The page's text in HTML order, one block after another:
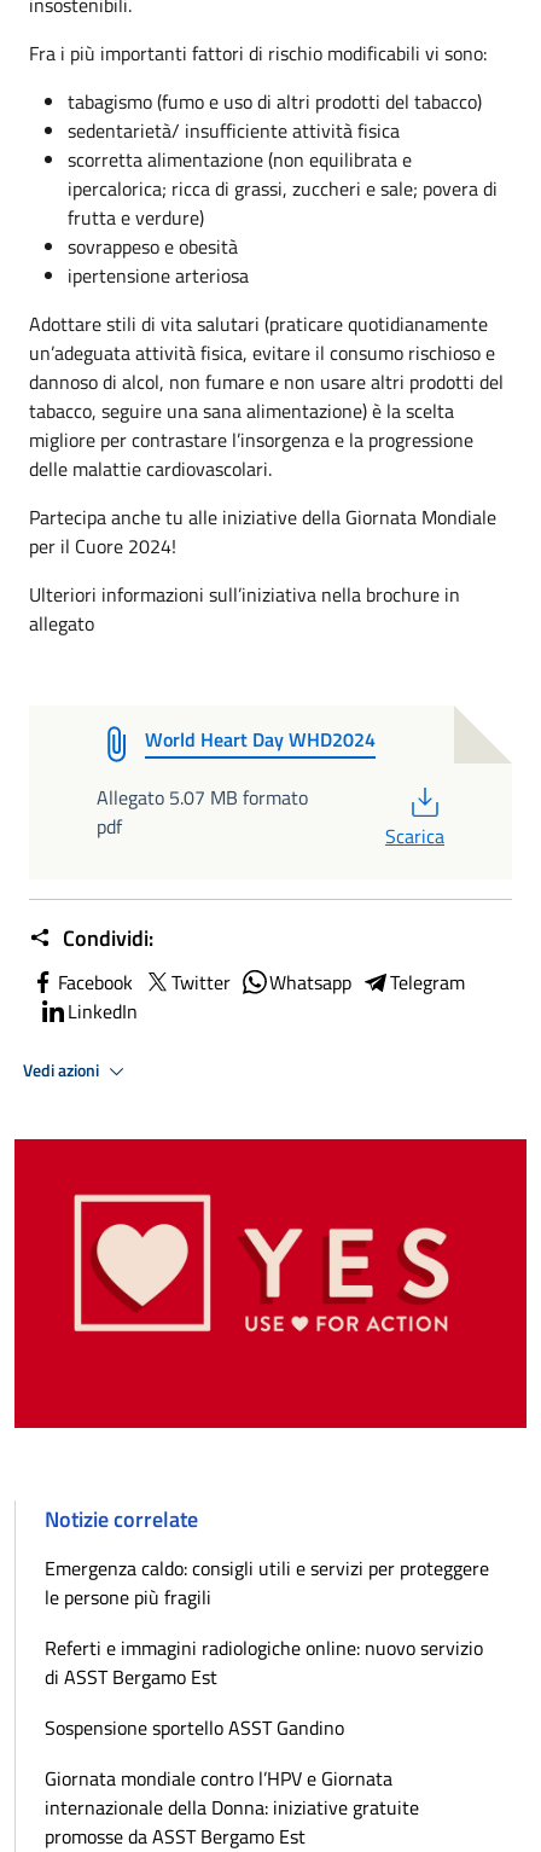
Fra i più importanti fattori di rischio modificabili vi sono:
tabagismo (fumo e uso di altri prodotti del tabacco)
sedentarietà/ insufficiente attività fisica
scorretta alimentazione (non equilibrata e
ipercalorica; ricca di grassi, zuccheri e sale; povera di
frutta e verdure)
sovrappeso e obesità
ipertensione arteriosa
Adottare stili di vita salutari (praticare quotidianamente
un’adeguata attività fisica, evitare il consumo rischioso e
dannoso di alcol, non fumare e non usare altri prodotti del
tabacco, seguire una sana alimentazione) è la scelta
migliore per contrastare l’insorgenza e la progressione
delle malattie cardiovascolari.
Partecipa anche tu alle iniziative della Giornata Mondiale
per il Cuore 2024!
Ulteriori informazioni sull’iniziativa nella brochure in
allegato
World Heart Day WHD2024
Allegato 5.07 MB formato
pdf
Scarica
Condividi:
Facebook Twitter Whatsapp
Telegram
LinkedIn
Vedi azioni
Notizie correlate
Emergenza caldo: consigli utili e servizi per proteggere
le persone più fragili
Referti e immagini radiologiche online: nuovo servizio
di ASST Bergamo Est
Sospensione sportello ASST Gandino
Giornata mondiale contro l’HPV e Giornata
internazionale della Donna: iniziative gratuite
promosse da ASST Bergamo Est